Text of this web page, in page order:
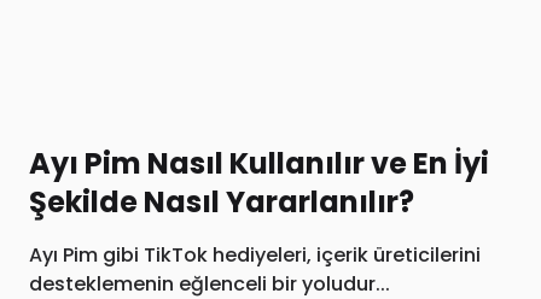
Ayı Pim Nasıl Kullanılır ve En İyi
Şekilde Nasıl Yararlanılır?
Ayı Pim gibi TikTok hediyeleri, içerik üreticilerini
desteklemenin eğlenceli bir yoludur...